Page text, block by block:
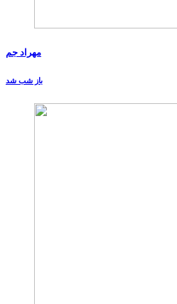
مهراد جم
باز شب شد